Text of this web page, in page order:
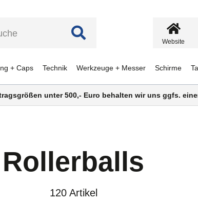
+ Caps Technik Werkzeuge + Messer Schirme
Website
unter 500,- Euro behalten wir uns ggfs.
Rollerballs
120 Artikel